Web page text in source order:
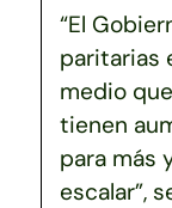
“El
paritarias
medio
tienen
para más
escalar”,